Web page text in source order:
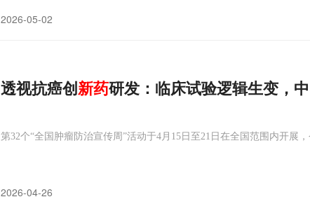
2026-05-02
透视抗癌创新药研发：临床试验逻辑生变，
第32个“全国肿瘤防治宣传周”活动于4月15日至21日在全国范围内开展
2026-04-26